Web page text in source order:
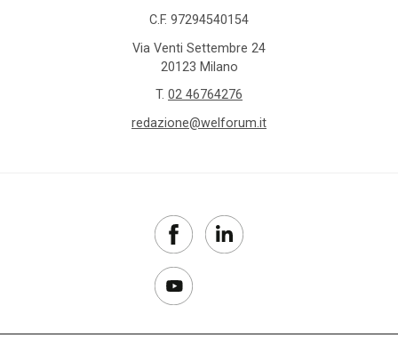
C.F. 97294540154
Via Venti Settembre 24
20123 Milano
T. 02 46764276
redazione@welforum.it